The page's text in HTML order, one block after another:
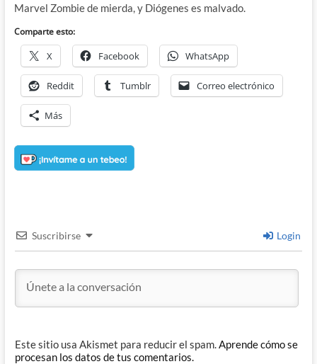
Marvel Zombie de mierda, y Diógenes es malvado.
Comparte esto:
X Facebook WhatsApp
Reddit Tumblr Correo electrónico
Más
Suscribirse Login
Este sitio usa Akismet para reducir el spam. Aprende cómo se
procesan los datos de tus comentarios.